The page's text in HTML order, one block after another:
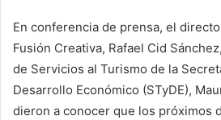
En conferencia de prensa, el
Fusión Creativa, Rafael Cid
de Servicios al Turismo de la
Desarrollo Económico (STyDE),
dieron a conocer que los próximos